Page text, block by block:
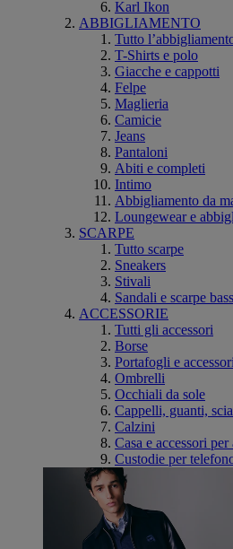
Karl Ikon
ABBIGLIAMENTO
Tutto
T-Shirts e polo
Giacche e cappotti
Felpe
Maglieria
Camicie
Jeans
Pantaloni
Abiti e completi
Intimo
Abbigliamento da
Loungewear e
SCARPE
Tutto scarpe
Sneakers
Stivali
Sandali e scarpe
ACCESSORIE
Tutti gli accessori
Borse
Portafogli e accessori
Ombrelli
Occhiali da sole
Cappelli, guanti,
Calzini
Casa e accessori
Custodie per